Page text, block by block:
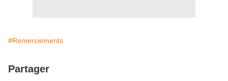
#Remerciements
Partager